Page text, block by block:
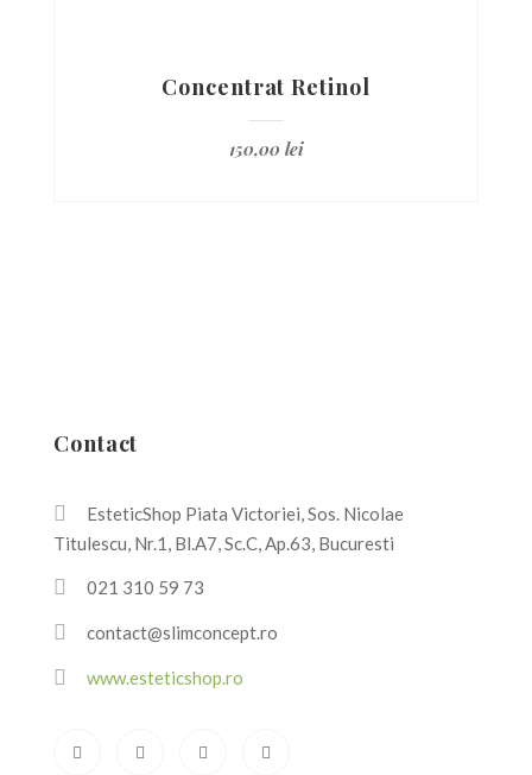
Concentrat Retinol
150,00 lei
Contact
EsteticShop Piata Victoriei, Sos. Nicolae
Titulescu, Nr.1, Bl.A7, Sc.C, Ap.63, Bucuresti
021 310 59 73
contact@slimconcept.ro
www.esteticshop.ro